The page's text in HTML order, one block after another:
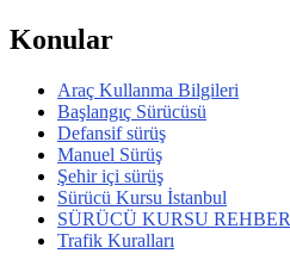
Konular
Araç Kullanma Bilgileri
Başlangıç Sürücüsü
Defansif sürüş
Manuel Sürüş
Şehir içi sürüş
Sürücü Kursu İstanbul
SÜRÜCÜ KURSU REHBER
Trafik Kuralları